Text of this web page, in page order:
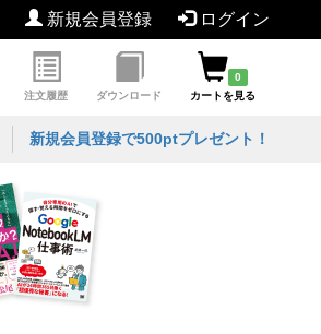
新規会員登録 ログイン
注文履歴 ダウンロード
0
カートを見る
新規会員登録で500ptプレゼント！